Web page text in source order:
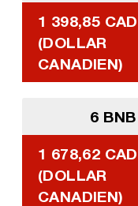
1 398,85 CAD
(DOLLAR
CANADIEN)
6
1 678,62 CAD
(DOLLAR
CANADIEN)